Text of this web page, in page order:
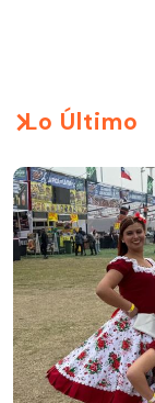
Lo Último